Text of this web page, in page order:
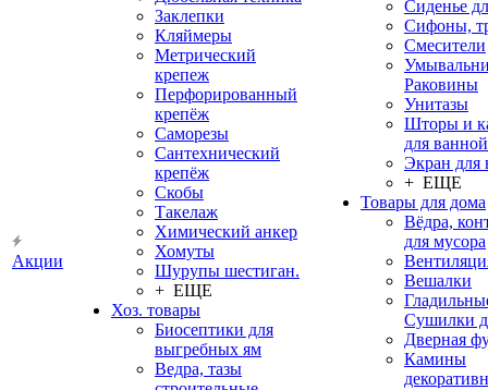
Акции
Заклепки
Кляймеры
Метрический
крепеж
Перфорированный
крепёж
Саморезы
Сантехнический
крепёж
Скобы
Такелаж
Химический анкер
Хомуты
Шурупы шестиган.
+ ЕЩЕ
Хоз. товары
Биосептики для
выгребных ям
Ведра, тазы
Сиденье
Сифоны,
Смесители
Раковины
Унитазы
Шторы и
для ванной
Экран для
+ ЕЩЕ
Товары для дома
Вёдра,
для мусора
Вешалки
Сушилки
Дверная
Камины